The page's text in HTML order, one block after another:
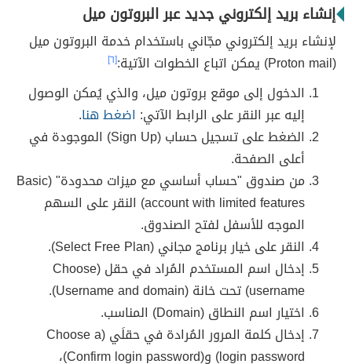
إنشاء بريد إلكتروني جديد عبر البروتون ميل
لإنشاء بريد إلكتروني مجّاني باستخدام خدمة البروتون ميل
(Proton mail) يمكن اتباع الخطوات الآتية:
[٦]
الدخول إلى موقع بروتون ميل، والذي يُمكن الوصول
إليه عبر النقر على الرابط الآتي: اضغط هنا.
الضغط على تسجيل حساب (Sign Up) الموجودة في
أعلى الصفحة.
من صندوق "حساب أساسي مع ميزات محدودة" (Basic
account with limited features) النقر على السهم
الموجه للأسفل لفتح الصندوق.
النقر على خيار برنامج مجاني (Select Free Plan).
إدخال اسم المستخدم المُراد في حقل (Choose
username) تحت خانة (Username and domain).
اختيار اسم النطاق (Domain) المناسب.
إدخال كلمة المرور المُرادة في حقلَي (Choose a
login password) و(Confirm login password)،